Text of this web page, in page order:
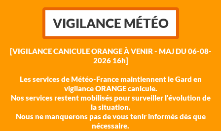
VIGILANCE MÉTÉO
[VIGILANCE CANICULE ORANGE À VENIR - MAJ DU 06-08-
2026 16h]
Les services de Météo-France maintiennent le Gard en
vigilance ORANGE canicule.
Nos services restent mobilisés pour surveiller l'évolution de
la situation.
Nous ne manquerons pas de vous tenir informés dès que
nécessaire.